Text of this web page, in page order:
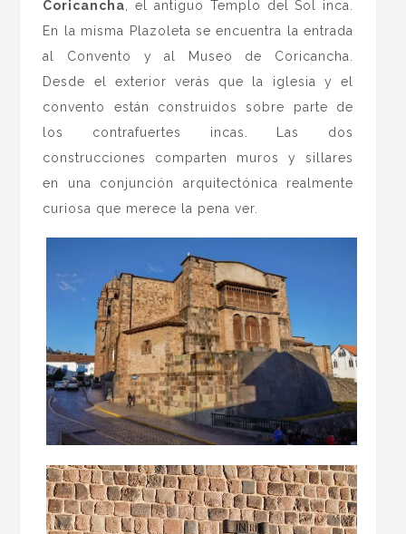
Coricancha, el antiguo Templo del Sol inca.
En la misma Plazoleta se encuentra la entrada
al Convento y al Museo de Coricancha.
Desde el exterior verás que la iglesia y el
convento están construidos sobre parte de
los contrafuertes incas. Las dos
construcciones comparten muros y sillares
en una conjunción arquitectónica realmente
curiosa que merece la pena ver.